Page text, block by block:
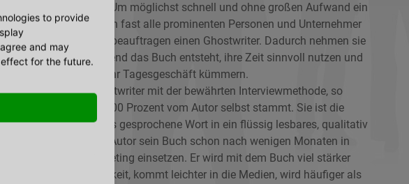
und mehr Umsatz. Um möglichst schnell und ohne großen Aufwand ein
zu nutzen, schreiben fast alle prominenten Personen und Unternehmer
nicht selbst, sondern beauftragen einen Ghostwriter. Dadurch nehmen sie
und können, während das Buch entsteht, ihre Zeit sinnvoll nutzen und
voll und ganz um ihr Tagesgeschäft kümmern.
arbeitet als Ghostwriter mit der bewährten Interviewmethode, so
für das Buch zu 100 Prozent vom Autor selbst stammt. Sie ist die
und formuliert das gesprochene Wort in ein flüssig lesbares, qualitativ
Buch. So kann der Autor sein Buch schon nach wenigen Monaten in
und für sein Marketing einsetzen. Er wird mit dem Buch viel stärker
in der Öffentlichkeit, kommt leichter in die Medien, wird häufiger als
to provide
and may
for the future.